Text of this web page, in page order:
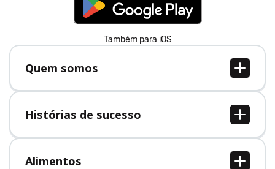
Também para iOS
Quem somos
Quem somos
Vagas
Imprensa
Histórias de sucesso
Todas as histórias de sucesso
Alimentos